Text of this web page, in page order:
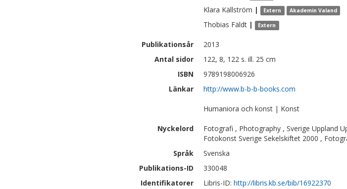
Klara Källström | Extern Akademin Valand
Thobias Fäldt | Extern
Publikationsår
2013
Antal sidor
122, 8, 122 s. ill. 25 cm
ISBN
9789198006926
Länkar
http://www.b-b-b-books.com
Humaniora och konst | Konst
Nyckelord
Fotografi , Photography , Sverige Uppland
Fotokonst Sverige Sekelskiftet 2000 ,
Språk
Svenska
Publikations-ID
330048
Identifikatorer
Libris-ID: http://libris.kb.se/bib/16922370